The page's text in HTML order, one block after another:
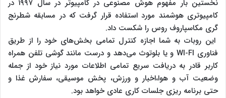
نخستین‌ بار مفهوم‌ هوش مصنوعی‌ در کامپیوتر‌ در سال ۱۹۹۷ در
کامپیوتری هوشمند مورد استفاده قرار گرفت که در مسابقه شطرنج
گری مکاسپاروف‌ روس را شکست داد.
این روبات به شما اجازه‌ کنترل تمامی بخش‌های خود را از طریق
فناوری WI-FI و یا بلوتوث می‌دهد و درست مانند گوشی‌ تلفن همراه
کاربر قادر به دریافت‌ سریع تمامی اطلاعات مورد نیاز خود از جمله
وضعیت آب و هوا،‌اخبار و ورزش، پخش‌ موسیقی، سفارش غذا و
حتی‌ برنامه ریزی‌ جلسات کاری عادی خواهد بود.